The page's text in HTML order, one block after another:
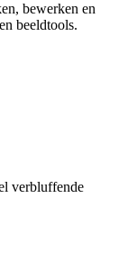
bewerken en
beeldtools.
verbluffende